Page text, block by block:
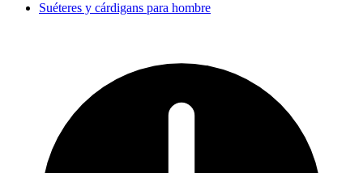
Suéteres y cárdigans para hombre